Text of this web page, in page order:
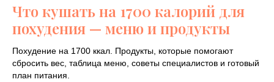
Что кушать на 1700 калорий для
похудения — меню и продукты
Похудение на 1700 ккал. Продукты, которые помогают
сбросить вес, таблица меню, советы специалистов и готовый
план питания.
Имя